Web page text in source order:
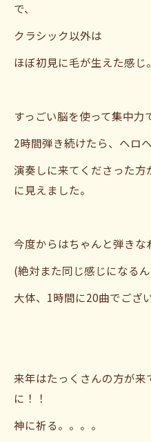
で、
クラシック以外は
ほぼ初見に毛が生えた感じ
すっごい脳を使って集中力
2時間弾き続けたら、ヘロ
演奏しに来てくださった
に見えました。
今度からはちゃんと弾きな
(絶対また同じ感じになる
大体、1時間に20曲でござ
来年はたっくさんの方が来
に！！
神に祈る。。。。